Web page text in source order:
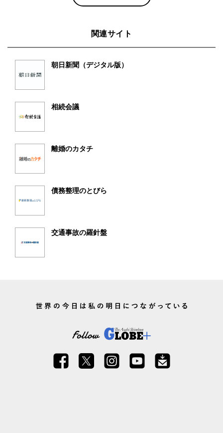
関連サイト
朝日新聞（デジタル版）
相続会議
離婚のカタチ
債務整理のとびら
交通事故の羅針盤